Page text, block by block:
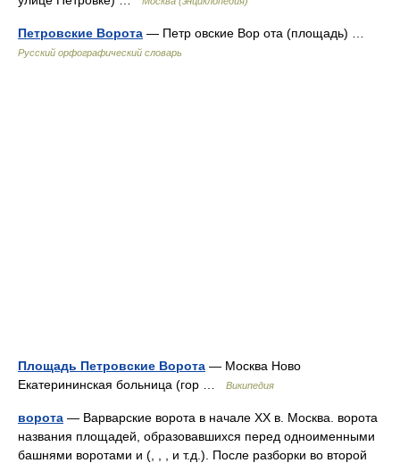
Петровские Ворота — Петр овские Вор ота (площадь) …
Русский орфографический словарь
Площадь Петровские Ворота — Москва Ново
Екатерининская больница (гор …
Википедия
ворота — Варварские ворота в начале XX в. Москва. ворота
названия площадей, образовавшихся перед одноименными
башнями воротами и (, , , и т.д.). После разборки во второй